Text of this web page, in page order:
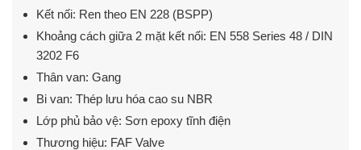
Kết nối: Ren theo EN 228 (BSPP)
Khoảng cách giữa 2 mặt kết nối: EN 558 Series 48 / DIN
3202 F6
Thân van: Gang
Bi van: Thép lưu hóa cao su NBR
Lớp phủ bảo vệ: Sơn epoxy tĩnh điện
Thương hiệu: FAF Valve